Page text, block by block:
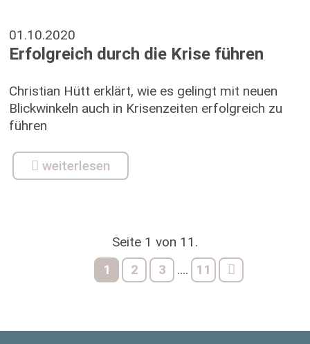
01.10.2020
Erfolgreich durch die Krise führen
Christian Hütt erklärt, wie es gelingt mit neuen
Blickwinkeln auch in Krisenzeiten erfolgreich zu
führen
weiterlesen
Seite 1 von 11.
1
2 3 .... 11